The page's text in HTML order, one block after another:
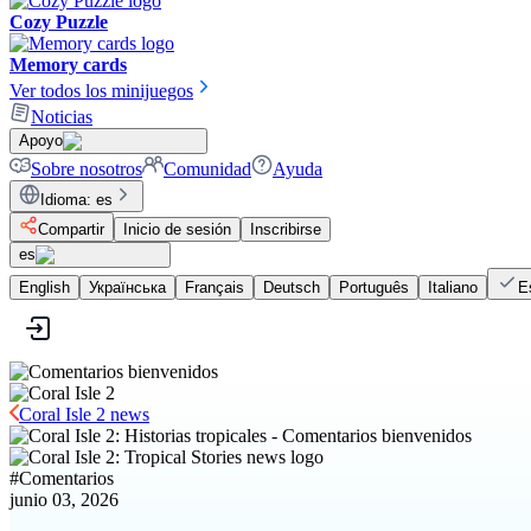
Cozy Puzzle
Memory cards
Ver todos los minijuegos
Noticias
Apoyo
Sobre nosotros Comunidad Ayuda
Idioma: es
Compartir
Inicio de sesión
Inscribirse
es
English
Українська Français Deutsch Português Italiano
Coral Isle 2 news
#Comentarios
junio 03, 2026